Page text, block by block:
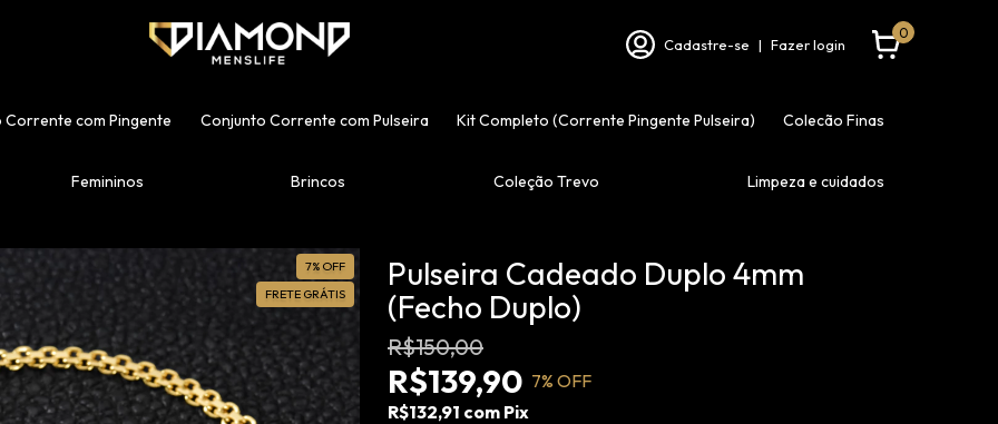
Cadastre-se | Fazer login
0
Corrente com Pingente Conjunto Corrente com Pulseira Kit Completo (Corrente Pingente Pulseira) Colecão Finas
Femininos Brincos Coleção Trevo Limpeza e cuidados
7% OFF
FRETE GRÁTIS
Pulseira Cadeado Duplo 4mm
(Fecho Duplo)
R$150,00
R$139,90 7% OFF
R$132,91 com Pix